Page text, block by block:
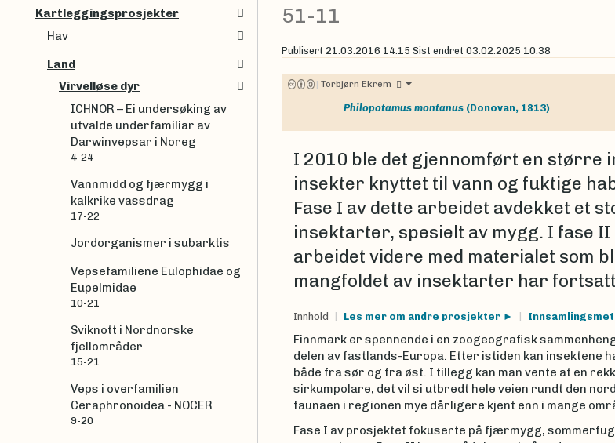
51-11
Publisert 21.03.2016 14:15 Sist endret 03.02.2025 10:38
| Torbjørn Ekrem
Philopotamus montanus (Donovan, 1813)
I 2010 ble det gjennomført en større
insekter knyttet til vann og fuktige
Fase I av dette arbeidet avdekket et
insektarter, spesielt av mygg. I fase
arbeidet videre med materialet som
mangfoldet av insektarter har
Innhold Les mer om andre prosjekter
Finnmark er spennende i en zoogeografisk
delen av fastlands-Europa. Etter istiden kan insektene
både fra sør og fra øst. I tillegg kan man vente at en
sirkumpolare, det vil si utbredt hele veien rundt den
faunaen i regionen mye dårligere kjent enn i mange
Fase I av prosjektet fokuserte på fjærmygg,
Kartleggingsprosjekter
Hav
Land
Virvelløse dyr
ICHNOR – Ei undersøking av
utvalde underfamiliar av
Darwinvepsar i Noreg
4-24
Vannmidd og fjærmygg i
kalkrike vassdrag
17-22
Jordorganismer i subarktis
Vepsefamiliene Eulophidae og
Eupelmidae
10-21
Sviknott i Nordnorske
fjellområder
15-21
Veps i overfamilien
Ceraphronoidea - NOCER
9-20